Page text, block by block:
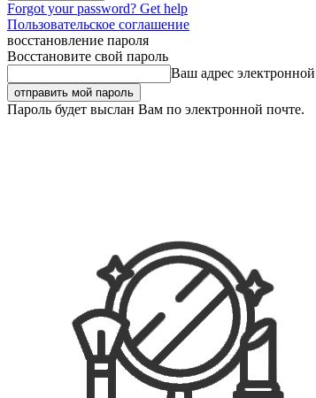
Forgot your password? Get help
Пользовательское соглашение
восстановление пароля
Восстановите свой пароль
Ваш адрес
Пароль будет выслан Вам по электронной почте.